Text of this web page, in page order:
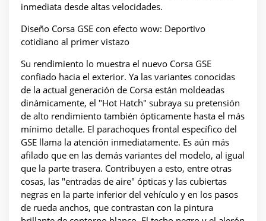
inmediata desde altas velocidades.
Diseño Corsa GSE con efecto wow: Deportivo
cotidiano al primer vistazo
Su rendimiento lo muestra el nuevo Corsa GSE
confiado hacia el exterior. Ya las variantes conocidas
de la actual generación de Corsa están moldeadas
dinámicamente, el "Hot Hatch" subraya su pretensión
de alto rendimiento también ópticamente hasta el más
mínimo detalle. El parachoques frontal específico del
GSE llama la atención inmediatamente. Es aún más
afilado que en las demás variantes del modelo, al igual
que la parte trasera. Contribuyen a esto, entre otras
cosas, las "entradas de aire" ópticas y las cubiertas
negras en la parte inferior del vehículo y en los pasos
de rueda anchos, que contrastan con la pintura